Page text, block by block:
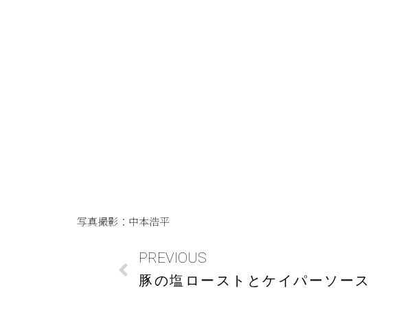
写真撮影：中本浩平
PREVIOUS
豚の塩ローストとケイパーソース